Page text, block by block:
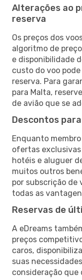
Alterações ao
reserva
Os preços dos
algoritmo de
e disponibilidade
custo do voo
reserva. Para
para Malta,
de avião que se
Descontos
Enquanto
ofertas exclusivas
hotéis e aluguer
muitos outros
por subscrição de
todas as
Reservas de
A eDreams
preços
caros,
suas
consideração que